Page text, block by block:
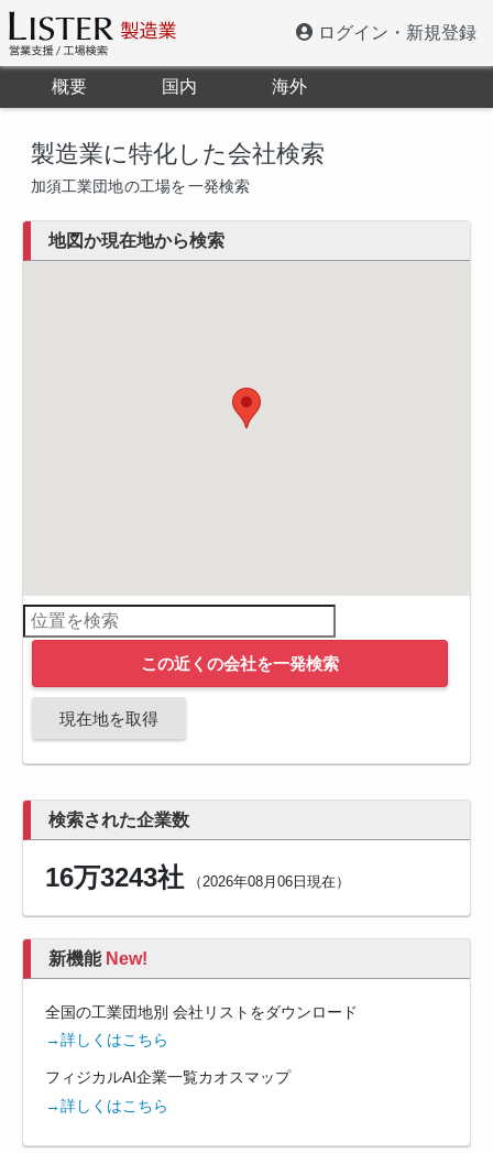
ログイン・新規登録
概要 国内 海外
製造業に特化した会社検索
加須工業団地の工場を一発検索
地図か現在地から検索
この近くの会社を一発検索
現在地を取得
検索された企業数
16万3243社（2026年08月06日現在）
新機能 New!
全国の工業団地別 会社リストをダウンロード
→詳しくはこちら
フィジカルAI企業一覧カオスマップ
→詳しくはこちら